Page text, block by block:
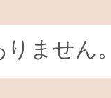
りません